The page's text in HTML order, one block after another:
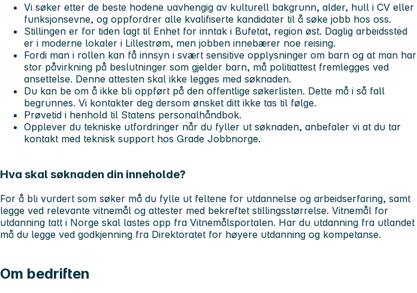
Vi søker etter de beste hodene uavhengig av kulturell bakgrunn, alder, hull i CV eller
funksjonsevne, og oppfordrer alle kvalifiserte kandidater til å søke jobb hos oss.
Stillingen er for tiden lagt til Enhet for inntak i Bufetat, region øst. Daglig arbeidssted
er i moderne lokaler i Lillestrøm, men jobben innebærer noe reising.
Fordi man i rollen kan få innsyn i svært sensitive opplysninger om barn og at man har
stor påvirkning på beslutninger som gjelder barn, må politiattest fremlegges ved
ansettelse. Denne attesten skal ikke legges med søknaden.
Du kan be om å ikke bli oppført på den offentlige søkerlisten. Dette må i så fall
begrunnes. Vi kontakter deg dersom ønsket ditt ikke tas til følge.
Prøvetid i henhold til Statens personalhåndbok.
Opplever du tekniske utfordringer når du fyller ut søknaden, anbefaler vi at du tar
kontakt med teknisk support hos Grade Jobbnorge.
Hva skal søknaden din inneholde?
For å bli vurdert som søker må du fylle ut feltene for utdannelse og arbeidserfaring, samt
legge ved relevante vitnemål og attester med bekreftet stillingsstørrelse. Vitnemål for
utdanning tatt i Norge skal lastes opp fra Vitnemålsportalen. Har du utdanning fra utlandet
må du legge ved godkjenning fra Direktoratet for høyere utdanning og kompetanse.
Om bedriften